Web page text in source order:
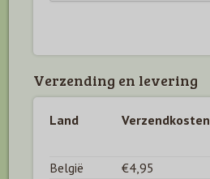
Verzending en levering
Land Verzendkosten
België
€4,95